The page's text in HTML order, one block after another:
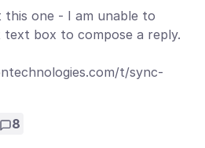
one - I am unable to
box to compose a reply.
t/sync-
8